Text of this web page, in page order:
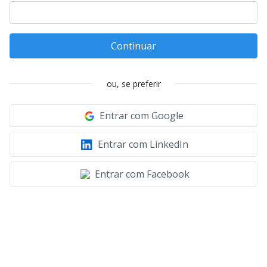
Continuar
ou, se preferir
Entrar com Google
Entrar com LinkedIn
Entrar com Facebook